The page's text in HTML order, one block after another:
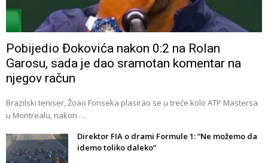
Pobijedio Đokovića nakon 0:2 na Rolan
Garosu, sada je dao sramotan komentar na
njegov račun
Brazilski teniser, Žoao Fonseka plasirao se u treće kolo ATP Mastersa
u Montrealu, nakon …
Direktor FIA o drami Formule 1: “Ne možemo da
idemo toliko daleko”